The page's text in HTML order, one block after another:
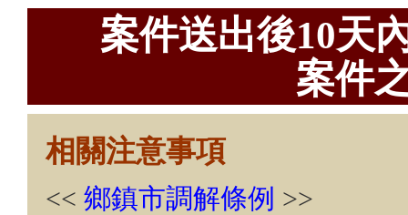
案件送出後10天
案件
相關注意事項
<< 鄉鎮市調解條例 >>